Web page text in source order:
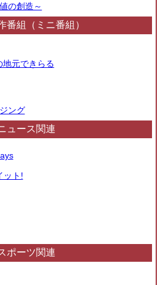
の創造～
番組（ミニ番組）
地元できらる
ング
ュース関連
ット!
ポーツ関連